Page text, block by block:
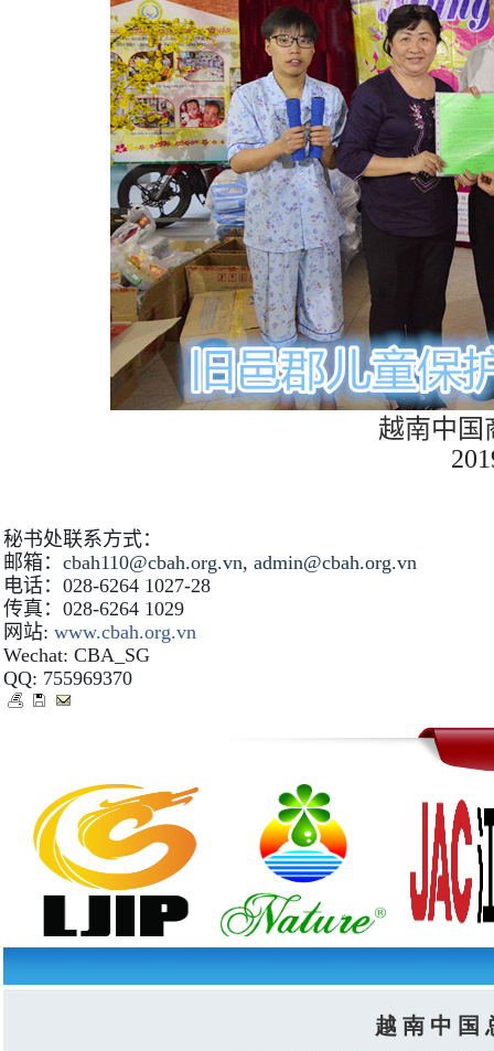
越南中国
秘书处联系方式：
邮箱： cbah110@cbah.org.vn, admin@cbah.org.vn
电话： 028-6264 1027-28
传真： 028-6264 1029
网站: www.cbah.org.vn
Wechat: CBA_SG
QQ: 755969370
越 南 中 国